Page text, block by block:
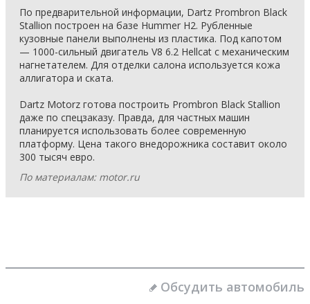
По предварительной информации, Dartz Prombron Black
Stallion построен на базе Hummer H2. Рубленные
кузовные панели выполнены из пластика. Под капотом
— 1000-сильный двигатель V8 6.2 Hellcat с механическим
нагнетателем. Для отделки салона используется кожа
аллигатора и ската.
Dartz Motorz готова построить Prombron Black Stallion
даже по спецзаказу. Правда, для частных машин
планируется использовать более современную
платформу. Цена такого внедорожника составит около
300 тысяч евро.
По материалам: motor.ru
Обсудить автомобиль